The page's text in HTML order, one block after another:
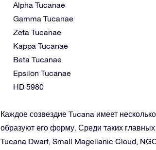
Alpha Tucanae
Gamma Tucanae
Zeta Tucanae
Kappa Tucanae
Beta Tucanae
Epsilon Tucanae
HD 5980
Каждое созвездие Tucana имеет
образуют его форму. Среди таких
Tucana Dwarf, Small Magellanic Cloud,